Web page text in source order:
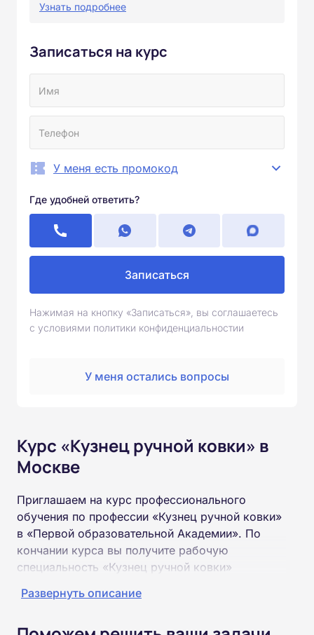
Узнать подробнее
Записаться на курс
У меня есть промокод
Где удобней ответить?
Записаться
Нажимая на кнопку «Записаться», вы соглашаетесь
с условиями политики конфиденциальностии
У меня остались вопросы
Курс «Кузнец ручной ковки» в
Москве
Приглашаем на курс профессионального
обучения по профессии «Кузнец ручной ковки»
в «Первой образовательной Академии». По
кончании курса вы получите рабочую
специальность «Кузнец ручной ковки»
Развернуть описание